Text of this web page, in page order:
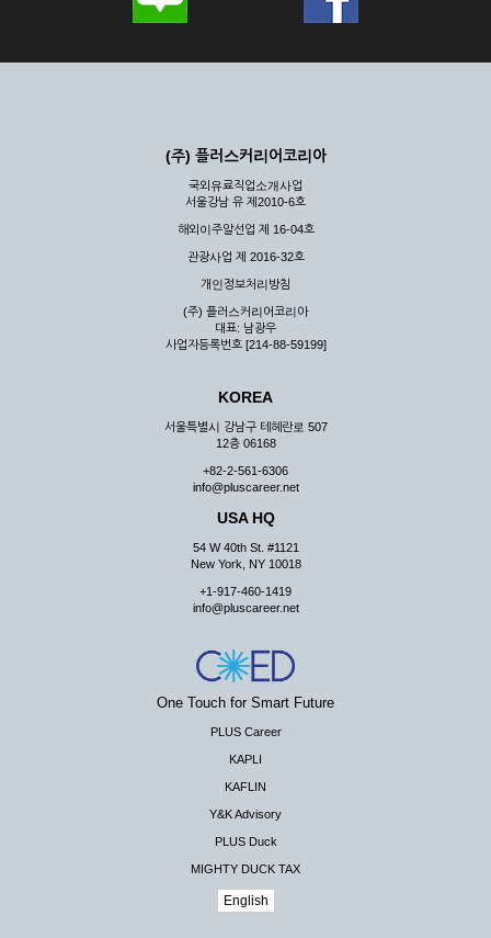
(주) 플러스커리어코리아
국외유료직업소개사업
서울강남 유 제2010-6호
해외이주알선업 제 16-04호
관광사업 제 2016-32호
개인정보처리방침
(주) 플러스커리어코리아
대표: 남광우
사업자등록번호 [214-88-59199]
KOREA
서울특별시 강남구 테헤란로 507
12층 06168
+82-2-561-6306
info@pluscareer.net
USA HQ
54 W 40th St. #1121
New York, NY 10018
+1-917-460-1419
info@pluscareer.net
One Touch for Smart Future
PLUS Career
KAPLI
KAFLIN
Y&K Advisory
PLUS Duck
MIGHTY DUCK TAX
English